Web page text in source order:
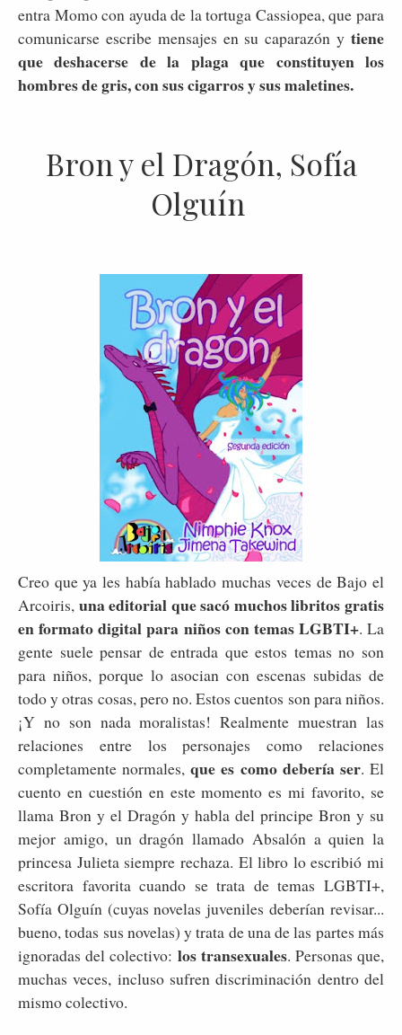
entra Momo con ayuda de la tortuga Cassiopea, que para
comunicarse escribe mensajes en su caparazón y tiene
que deshacerse de la plaga que constituyen los
hombres de gris, con sus cigarros y sus maletines.
Bron y el Dragón, Sofía
Olguín
Creo que ya les había hablado muchas veces de Bajo el
Arcoiris, una editorial que sacó muchos libritos gratis
en formato digital para niños con temas LGBTI+. La
gente suele pensar de entrada que estos temas no son
para niños, porque lo asocian con escenas subidas de
todo y otras cosas, pero no. Estos cuentos son para niños.
¡Y no son nada moralistas! Realmente muestran las
relaciones entre los personajes como relaciones
completamente normales,que es como debería ser. El
cuento en cuestión en este momento es mi favorito, se
llama Bron y el Dragón y habla del principe Bron y su
mejor amigo, un dragón llamado Absalón a quien la
princesa Julieta siempre rechaza. El libro lo escribió mi
escritora favorita cuando se trata de temas LGBTI+,
Sofía Olguín (cuyas novelas juveniles deberían revisar...
bueno, todas sus novelas) y trata de una de las partes más
ignoradas del colectivo: los transexuales. Personas que,
muchas veces, incluso sufren discriminación dentro del
mismo colectivo.